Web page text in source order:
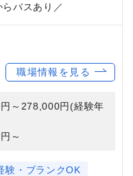
バスあり／
職場情報を見る
～278,000円(経験年
～
験・ブランクOK